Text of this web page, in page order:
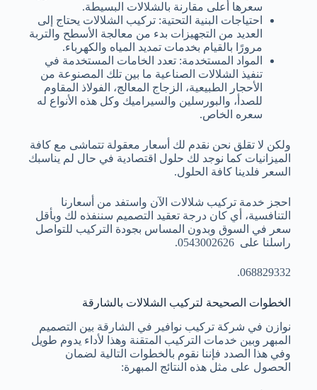
سعرها أعلى مقارنة بالشلالات البسيطة.
احتياجات البنية التحتية: تركيب الشلالات يحتاج إلى
العديد من التجهيزات بدء من معالجة الأسطح والتربة
مرورًا بالقيام بخدمات تمديد المياه والكهرباء.
المواد المستخدمة: تعدد الخامات المستخدمة في
تنفيذ الشلالات الصناعية ما بين تلك المصنوعة من
الأحجار الطبيعية، الزجاج المعالج، الفولاذ المقاوم
للصدأ، والبورسلين والسيراميك وكل هذه الأنواع له
سعره الخاص.
ولكن لا تقلق نحن نقدم لك أسعار معقولة تتماشى مع كافة
الميزانيات كما نوجد لك حلول اقتصادية في حال لم يناسبك
السعر فلدينا كافة الحلول.
احجز خدمة تركيب شلالات الآن واستفد من أسعارنا
التنافسية، أي كان درجة تعقيد التصميم سننفذه لك وبأقل
سعر في السوق وبدون المساس بجودة التركيب للتواصل
راسلنا على 0543002626.
068829332.
الخطوات الصحيحة لتركيب الشلالات بالشارقة
نوازن في شركة تركيب نوافير في الشارقة بين التصميم
المبهر وبين خدمات التركيب المتقنة وهذا لأداء يدوم طويل
وفي هذا الصدد فإننا نقوم بالخطوات التالية لضمان
الحصول على مثل هذه النتائج المبهرة: